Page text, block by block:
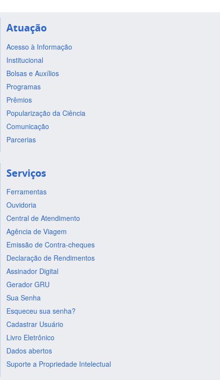
Atuação
Acesso à Informação
Institucional
Bolsas e Auxílios
Programas
Prêmios
Popularização da Ciência
Comunicação
Parcerias
Serviços
Ferramentas
Ouvidoria
Central de Atendimento
Agência de Viagem
Emissão de Contra-cheques
Declaração de Rendimentos
Assinador Digital
Gerador GRU
Sua Senha
Esqueceu sua senha?
Cadastrar Usuário
Livro Eletrônico
Dados abertos
Suporte a Propriedade Intelectual